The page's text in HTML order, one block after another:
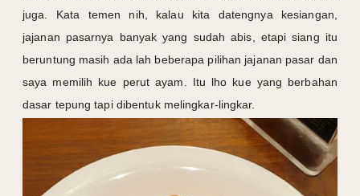
juga. Kata temen nih, kalau kita datengnya kesiangan,
jajanan pasarnya banyak yang sudah abis, etapi siang itu
beruntung masih ada lah beberapa pilihan jajanan pasar dan
saya memilih kue perut ayam. Itu lho kue yang berbahan
dasar tepung tapi dibentuk melingkar-lingkar.